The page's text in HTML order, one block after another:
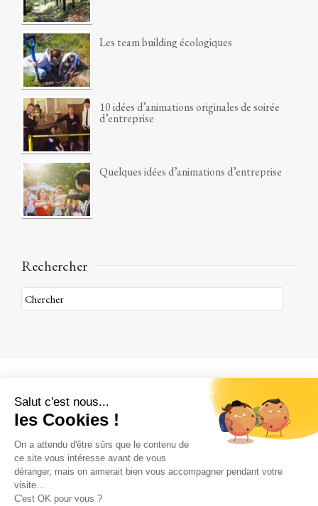
Les team building écologiques
10 idées d’animations originales de soirée
d’entreprise
Quelques idées d’animations d’entreprise
Rechercher
Qui sommes nous ?
Une histoire de famille
Où sommes nous ?
Comment venir à Janvry
Nous contacter
Par téléphone :
Par email :contact@chateaudejanvry.com